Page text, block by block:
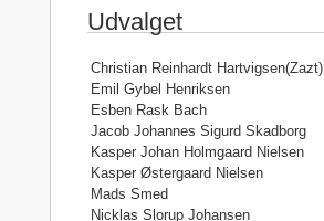
Udvalget
Christian Reinhardt Hartvigsen(Zazt)
Emil Gybel Henriksen
Esben Rask Bach
Jacob Johannes Sigurd Skadborg
Kasper Johan Holmgaard Nielsen
Kasper Østergaard Nielsen
Mads Smed
Nicklas Slorup Johansen